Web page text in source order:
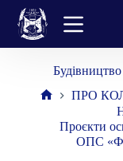
Перейти
вмісту
Будівництво
ПРО
Проєкти
ОПС